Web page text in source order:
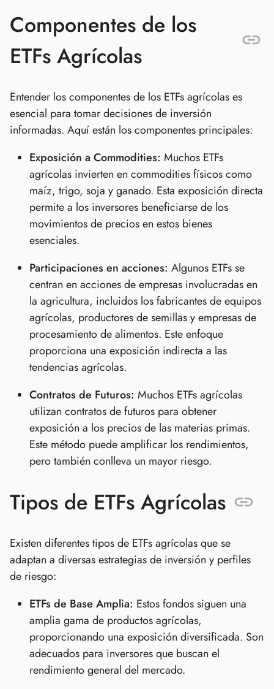
Componentes de los
ETFs Agrícolas
Entender los componentes de los ETFs agrícolas es
esencial para tomar decisiones de inversión
informadas. Aquí están los componentes principales:
Exposición a Commodities: Muchos ETFs
agrícolas invierten en commodities físicos como
maíz, trigo, soja y ganado. Esta exposición directa
permite a los inversores beneficiarse de los
movimientos de precios en estos bienes
esenciales.
Participaciones en acciones: Algunos ETFs se
centran en acciones de empresas involucradas en
la agricultura, incluidos los fabricantes de equipos
agrícolas, productores de semillas y empresas de
procesamiento de alimentos. Este enfoque
proporciona una exposición indirecta a las
tendencias agrícolas.
Contratos de Futuros: Muchos ETFs agrícolas
utilizan contratos de futuros para obtener
exposición a los precios de las materias primas.
Este método puede amplificar los rendimientos,
pero también conlleva un mayor riesgo.
Tipos de ETFs Agrícolas
Existen diferentes tipos de ETFs agrícolas que se
adaptan a diversas estrategias de inversión y perfiles
de riesgo:
ETFs de Base Amplia: Estos fondos siguen una
amplia gama de productos agrícolas,
proporcionando una exposición diversificada. Son
adecuados para inversores que buscan el
rendimiento general del mercado.